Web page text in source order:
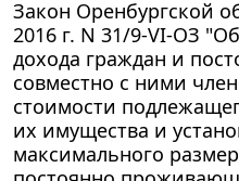
Закон Оренбургской
2016 г. N 31/9-VI-ОЗ
дохода граждан и
совместно с ними
стоимости
их имущества и
максимального